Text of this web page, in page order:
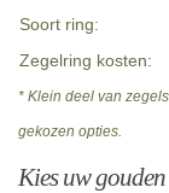
Soort ring:
Zegelring kosten:
* Klein deel van
gekozen opties.
Kies uw gouden